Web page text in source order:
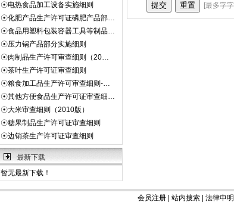
☉电热食品加工设备实施细则
☉化肥产品生产许可证磷肥产品部…
☉食品用塑料包装容器工具等制品…
☉压力锅产品部分实施细则
☉肉制品生产许可审查细则（20…
☉茶叶生产许可证审查细则
☉粮食加工品生产许可审查细则-…
☉其他方便食品生产许可证审查细…
☉大米审查细则（2010版）
☉糖果制品生产许可证审查细则
☉边销茶生产许可证审查细则
最新下载
暂无最新下载！
[最多字字
会员注册| 站内搜索| 法律申明